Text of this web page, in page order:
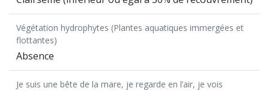
Végétation hydrophytes (Plantes aquatiques immergées et
flottantes)
Absence
Je suis une bête de la mare, je regarde en l’air, je vois